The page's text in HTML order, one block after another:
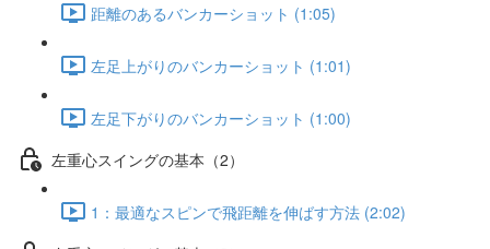
距離のあるバンカーショット (1:05)
左足上がりのバンカーショット (1:01)
左足下がりのバンカーショット (1:00)
左重心スイングの基本（2）
1：最適なスピンで飛距離を伸ばす方法 (2:02)